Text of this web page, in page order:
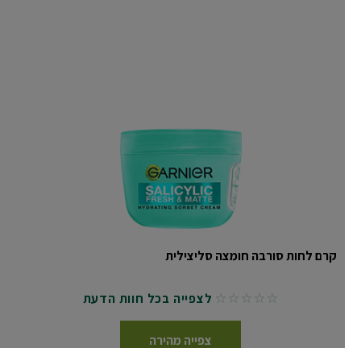
קרם לחות סורבה חומצה סליצילית
No reviews לצפייה בכל חוות הדעת
צפייה מהירה